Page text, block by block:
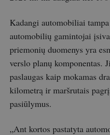
Kadangi automobiliai
automobilių gamintojai
priemonių duomenys yra
verslo planų komponentas.
paslaugas kaip mokamas
kilometrą ir maršrutais
pasiūlymus.
„Ant kortos pastatyta